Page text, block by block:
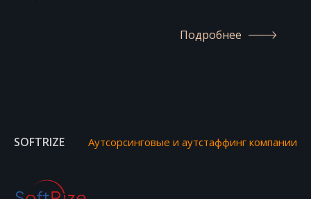
Подробнее
SOFTRIZE Аутсорсинговые и аутстаффинг компании